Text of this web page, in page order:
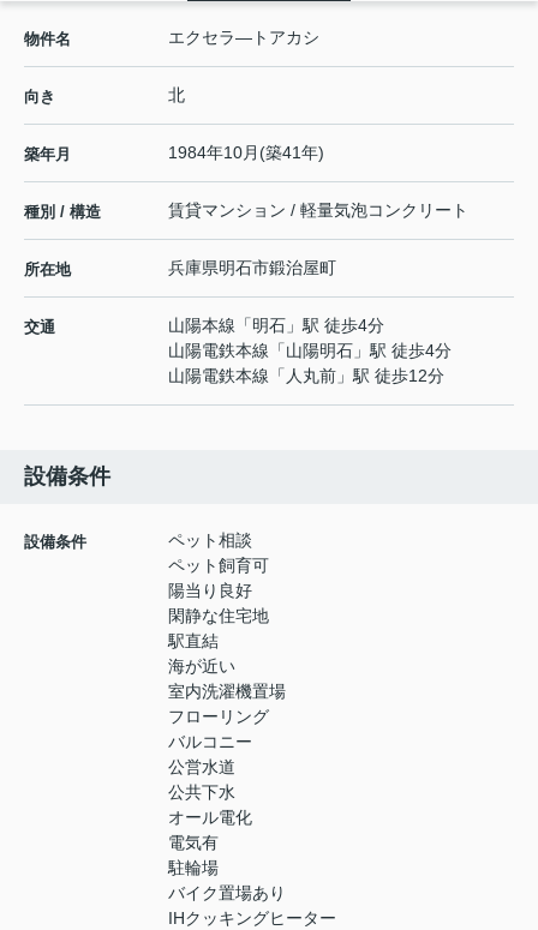
物件名 エクセラ―トアカシ
向き 北
築年月 1984年10月(築41年)
種別 / 構造 賃貸マンション / 軽量気泡コンクリート
所在地 兵庫県明石市鍛治屋町
交通 山陽本線 「明石 」駅 徒歩4分
山陽電鉄本線 「山陽明石 」駅 徒歩4分
山陽電鉄本線 「 人丸前 」駅 徒歩12分
設備条件
設備条件
ペット相談
ペット飼育可
陽当り良好
閑静な住宅地
駅直結
海が近い
室内洗濯機置場
フローリング
バルコニー
公営水道
公共下水
オール電化
電気有
駐輪場
バイク置場あり
IHクッキングヒーター